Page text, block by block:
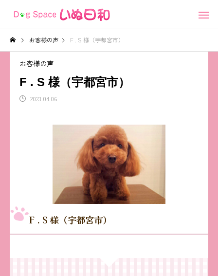
お客様の声 F . S 様（宇都宮市）
お客様の声
F . S 様（宇都宮市）
2023.04.06
F . S 様（宇都宮市）